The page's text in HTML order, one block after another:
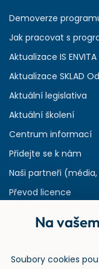
Demoverze
Jak pracovat s
Aktualizace IS ENVITA
Aktualizace SKLAD
Aktuální legislativa
Aktuální školení
Centrum informací
Přidejte se k nám
Naši partneři (média,
Převod licence
RejstříkNa
Soubory cookies